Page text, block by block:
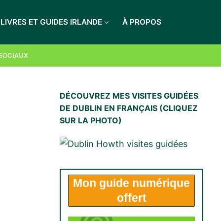
ET GUIDES IRLANDE À PROPOS
DÉCOUVREZ MES VISITES GUIDÉES
DE DUBLIN EN FRANÇAIS (CLIQUEZ
SUR LA PHOTO)
Mon guide numérique
offert
LES RECEVOIR